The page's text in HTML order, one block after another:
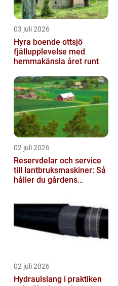
03 juli 2026
Hyra boende ottsjö
fjällupplevelse med
hemmakänsla året runt
02 juli 2026
Reservdelar och service
till lantbruksmaskiner: Så
håller du gårdens
02 juli 2026
Hydraulslang i praktiken